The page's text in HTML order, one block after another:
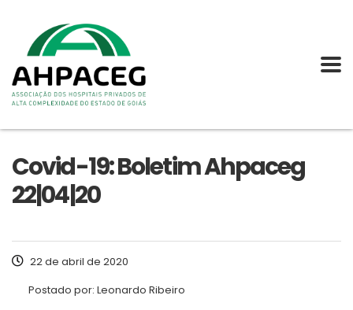
Covid-19: Boletim Ahpaceg
22|04|20
22 de abril de 2020
Postado por: Leonardo Ribeiro